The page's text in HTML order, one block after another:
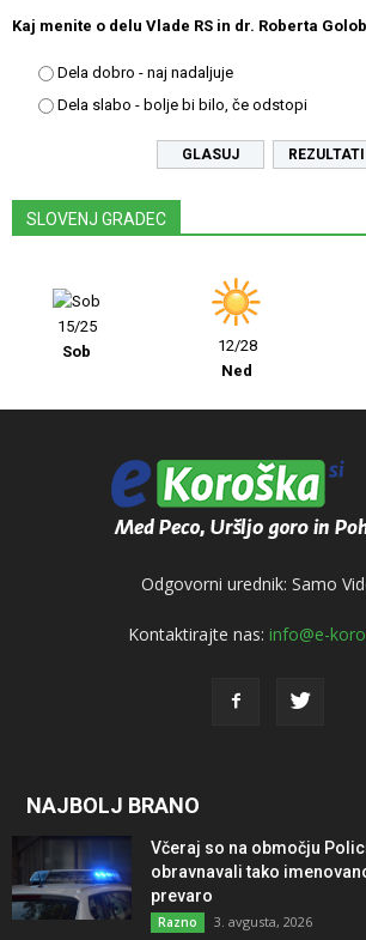
Kaj menite o delu Vlade RS in dr. Roberta
Dela dobro - naj nadaljuje
Dela slabo - bolje bi bilo, če odstopi
REZULTATI
SLOVENJ GRADEC
15/25
Sob
12/28
Ned
Odgovorni urednik: Samo
Kontaktirajte nas: info@e-
NAJBOLJ BRANO
Včeraj so na območju
obravnavali tako
prevaro
Razno 3. avgusta, 2026